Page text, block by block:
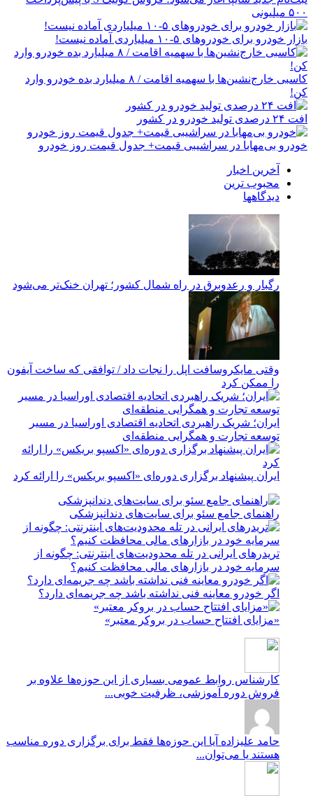
۵۰۰ میلیونی
بازار خودرو برای خودروهای ۵-۱۰ میلیاردی آماده نیست!
کاسبی خارج‌نشین‌ها با سهمیه اقامت / ۸ میلیارد بده خودرو وارد
کن!
افت ۲۴ درصدی تولید خودرو در کشور
خودرو بی‌مهابا در سراشیبی قیمت+ جدول قیمت روز خودرو
آخرین اخبار
محبوب ترین
دیدگاهها
رگبار و رعدوبرق در راه شمال کشور؛ تهران خنک‌تر می‌شود
وقتی مایکروسافت اپل را نجات داد / توافقی که ساخت آیفون
را ممکن کرد
ایران؛ شریک راهبردی اتحادیه اقتصادی اوراسیا در مسیر
توسعه تجارت و همگرایی منطقه‌ای
ایران پیشنهاد برگزاری دوره‌ای «اکسپو بریکس» را ارائه کرد
راهنمای جامع سئو برای سایت‌های دندانپزشکی
تریدرهای ایرانی در تله محدودیت‌های اینترنتی: چگونه از
سرمایه خود در بازارهای مالی محافظت کنیم؟
اگر خودرو معاینه فنی نداشته باشد چه جریمه‌ای دارد؟
«مزایای افتتاح حساب در بروکر معتبر»
کارشناس روابط عمومی بسیاری از این حوزه‌ها علاوه بر
فروش دوره آموزشی، ظرفیت خوبی...
حامد علیزاده آیا این حوزه‌ها فقط برای برگزاری دوره مناسب
هستند یا می‌توان...